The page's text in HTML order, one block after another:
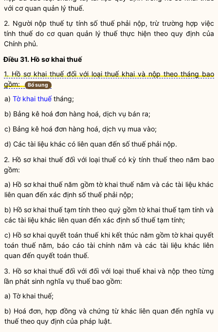
với cơ quan quản lý thuế.
2. Người nộp thuếtự tính số thuế phải nộp, trừ trường hợp việc
tính thuế do cơ quan quản lý thuế thực hiện theo quy định của
Chính phủ.
Điều 31. Hồ sơ khai thuế
1. Hồ sơ khai thuế đối với loại thuế khai và nộp theo tháng bao
gồm:
Bổ sung
a) Tờ khai thuếtháng;
b) Bảng kê hoá đơn hàng hoá, dịch vụ bán ra;
c) Bảng kê hoá đơn hàng hoá, dịch vụ mua vào;
d) Các tài liệu khác có liên quan đến số thuế phải nộp.
2. Hồ sơ khai thuế đối với loại thuế có kỳ tính thuếtheo năm bao
gồm:
a) Hồ sơ khai thuế năm gồm tờ khai thuếnăm và các tài liệu khác
liên quan đến xác định số thuế phải nộp;
b) Hồ sơ khai thuế tạm tính theo quý gồm tờ khai thuếtạm tính và
các tài liệu khác liên quan đến xác định số thuế tạm tính;
c) Hồ sơ khai quyết toán thuếkhi kết thúc năm gồm tờ khai quyết
toán thuếnăm, báo cáo tài chính năm và các tài liệu khác liên
quan đến quyết toán thuế.
3. Hồ sơ khaithuếđối với đối với loại thuếkhai và nộp theo từng
lần phát sinh nghĩa vụ thuếbao gồm:
a) Tờ khai thuế;
b) Hoá đơn, hợp đồng và chứng từ khác liên quan đến nghĩa vụ
thuế theo quy định của pháp luật.